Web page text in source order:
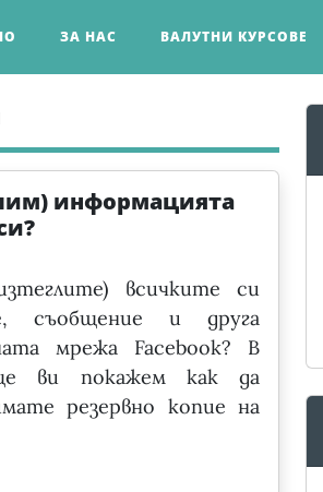
ЗА НАС ВАЛУТНИ КУРСОВЕ
информацията
всичките си
съобщение и друга
мрежа Facebook? В
ви покажем как да
резервно копие на